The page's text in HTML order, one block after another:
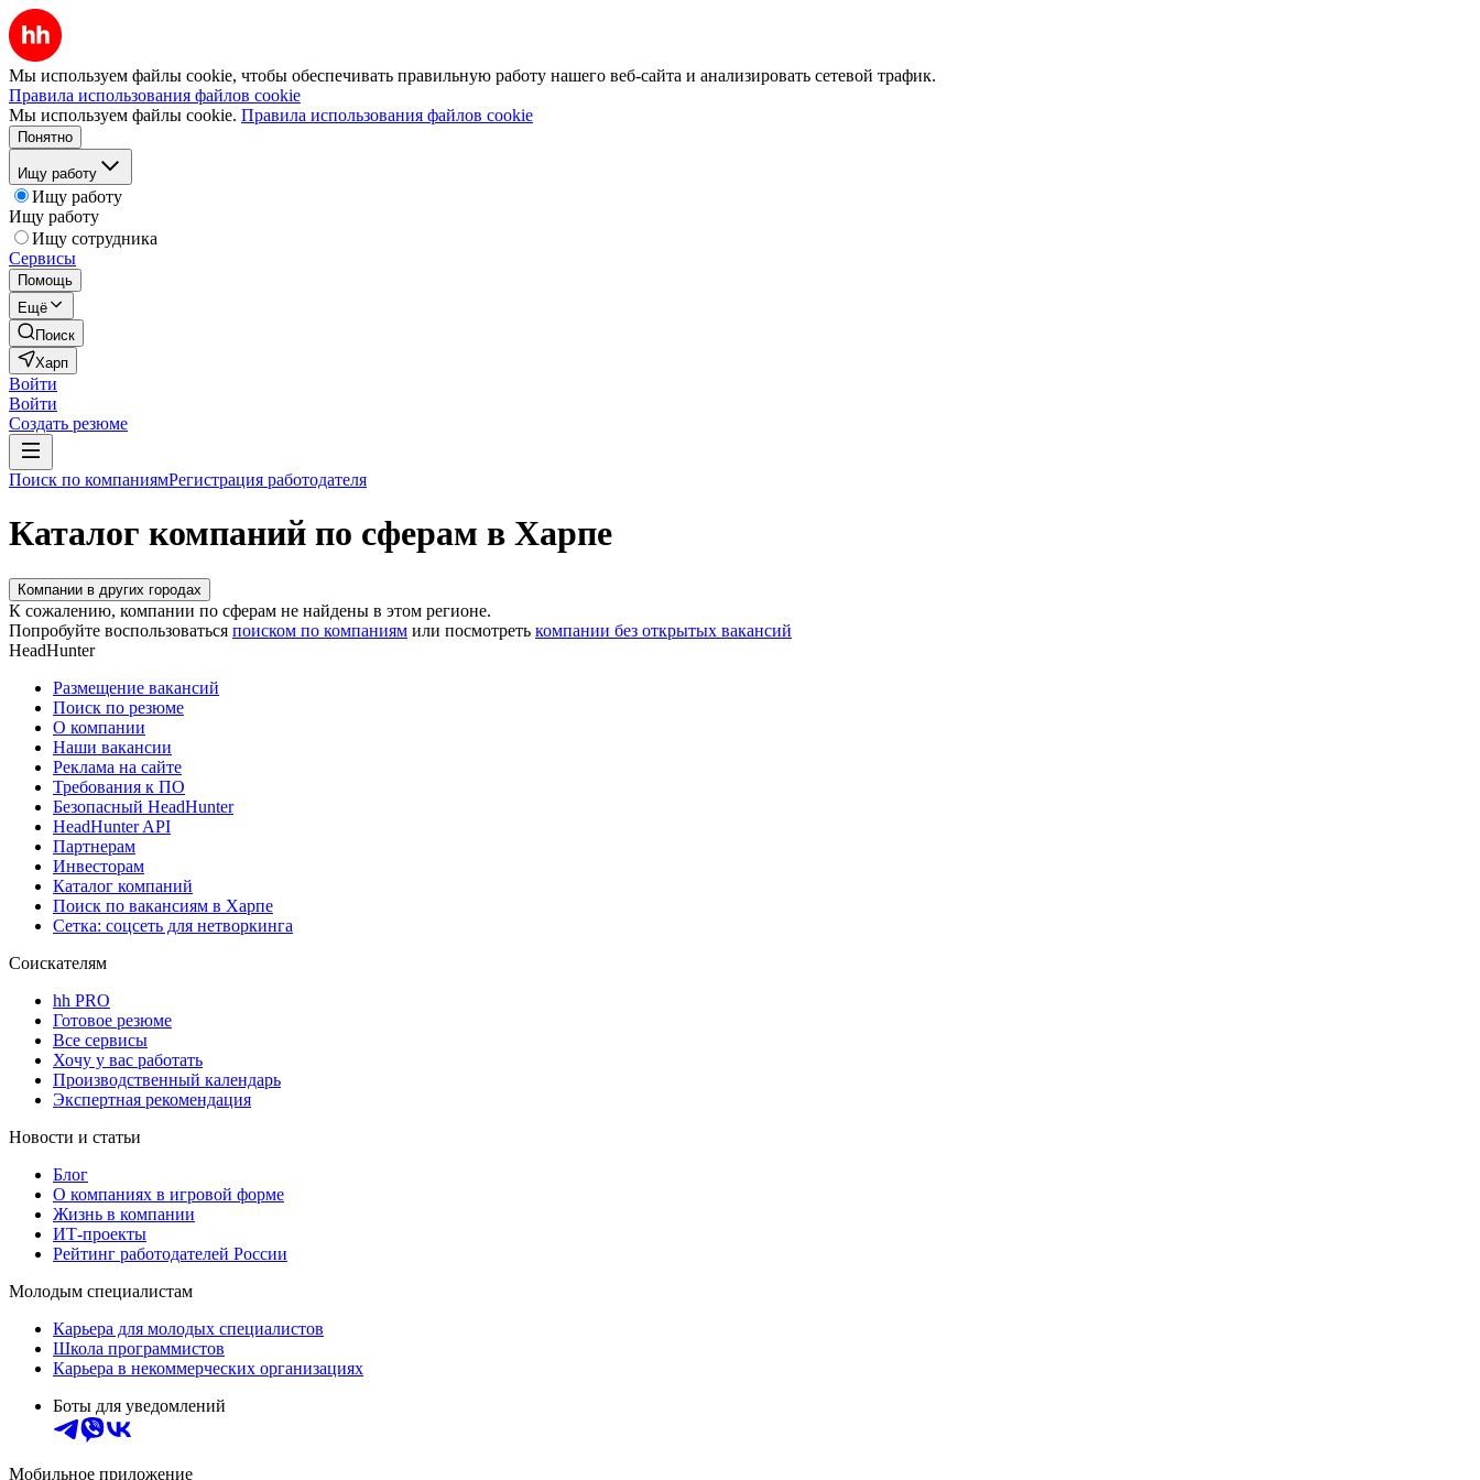
Мы используем файлы cookie, чтобы обеспечивать правильную работу нашего веб-сайта и анализировать сетевой трафик.
Правила использования файлов cookie
Мы используем файлы cookie. Правила использования файлов cookie
Понятно
Ищу работу
Ищу работу
Ищу работу
Ищу сотрудника
Сервисы
Помощь
Ещё
Поиск
Харп
Войти
Войти
Создать резюме
Поиск по компаниямРегистрация работодателя
Каталог компаний по сферам в Харпе
Компании в других городах
К сожалению, компании по сферам не найдены в этом регионе.
Попробуйте воспользоваться поиском по компаниям или посмотреть компании без открытых вакансий
HeadHunter
Размещение вакансий
Поиск по резюме
О компании
Наши вакансии
Реклама на сайте
Требования к ПО
Безопасный HeadHunter
HeadHunter API
Партнерам
Инвесторам
Каталог компаний
Поиск по вакансиям в Харпе
Сетка: соцсеть для нетворкинга
Соискателям
hh PRO
Готовое резюме
Все сервисы
Хочу у вас работать
Производственный календарь
Экспертная рекомендация
Новости и статьи
Блог
О компаниях в игровой форме
Жизнь в компании
ИТ-проекты
Рейтинг работодателей России
Молодым специалистам
Карьера для молодых специалистов
Школа программистов
Карьера в некоммерческих организациях
Боты для уведомлений
Мобильное приложение